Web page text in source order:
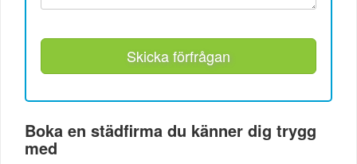
Skicka förfrågan
Boka en städfirma du känner dig trygg
med